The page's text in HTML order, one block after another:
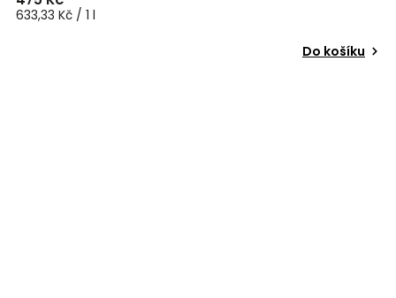
633,33 Kč / 1 l
Do košíku